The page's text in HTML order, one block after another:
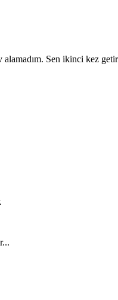
Sen ikinci kez